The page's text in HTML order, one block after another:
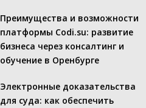
Преимущества и возможности
платформы Codi.su: развитие
бизнеса через консалтинг и
обучение в Оренбурге
Электронные доказательства
для суда: как обеспечить